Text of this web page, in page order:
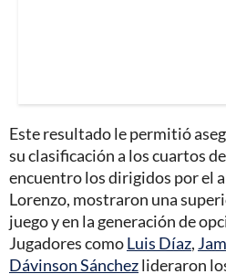
Este resultado le permitió
su clasificación a los cuartos
encuentro los dirigidos por el
Lorenzo, mostraron una
juego y en la generación de
Jugadores comoLuis Díaz,
Dávinson Sánchezlideraron